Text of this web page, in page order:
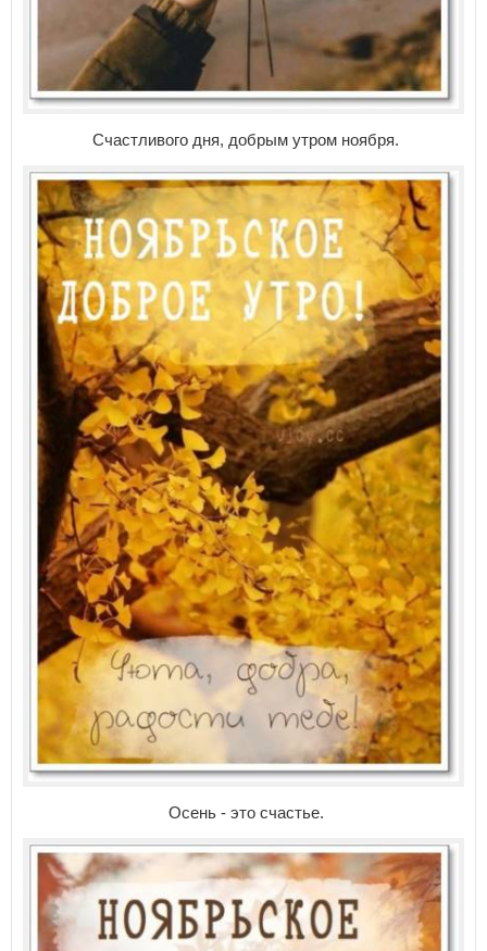
Счастливого дня, добрым утром ноября.
Осень - это счастье.